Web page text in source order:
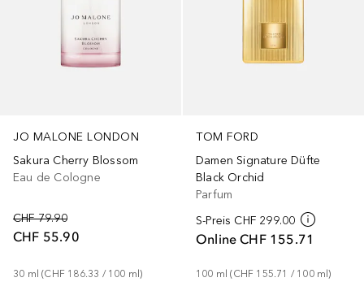
JO MALONE LONDON
Sakura Cherry Blossom
Eau de Cologne
CHF 79.90
CHF 55.90
30 ml (CHF 186.33 / 100 ml)
TOM FORD
Damen Signature Düfte
Black Orchid
Parfum
S-Preis CHF 299.00
Online CHF 155.71
100 ml (CHF 155.71 / 100 ml)